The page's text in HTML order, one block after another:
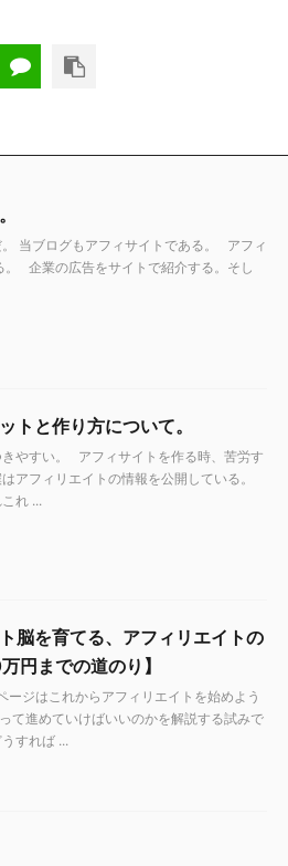
当ブログもアフィサイトである。 アフィ
。 企業の広告をサイトで紹介する。そし
トと作り方について。
やすい。 アフィサイトを作る時、苦労す
アフィリエイトの情報を公開している。
れ ...
脳を育てる、アフィリエイトの
円までの道のり】
ジはこれからアフィリエイトを始めよう
て進めていけばいいのかを解説する試みで
すれば ...